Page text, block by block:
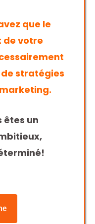
que le
de votre
stratégies
êtes un